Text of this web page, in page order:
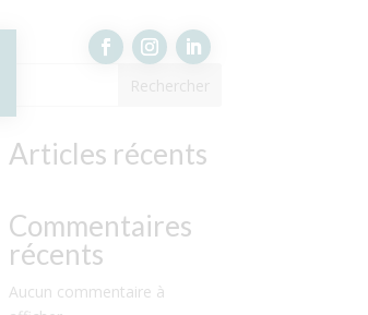
Rechercher
Articles récents
Commentaires
récents
Aucun commentaire à